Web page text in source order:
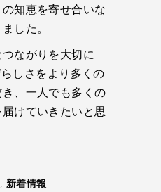
知恵を寄せ合いな
した。
ながりを大切に
しさをより多くの
、一人でも多くの
けていきたいと思
,新着情報